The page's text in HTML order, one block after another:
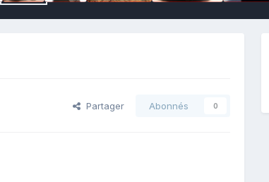
Partager Abonnés 0